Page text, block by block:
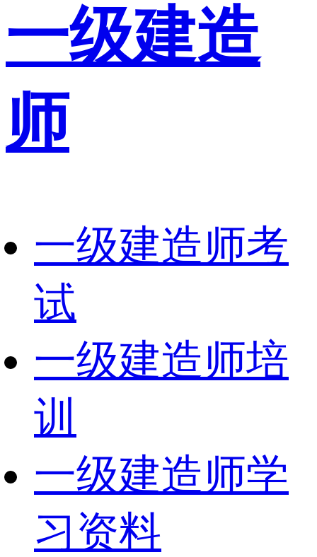
一级建造
师
一级建造师考
试
一级建造师培
训
一级建造师学
习资料